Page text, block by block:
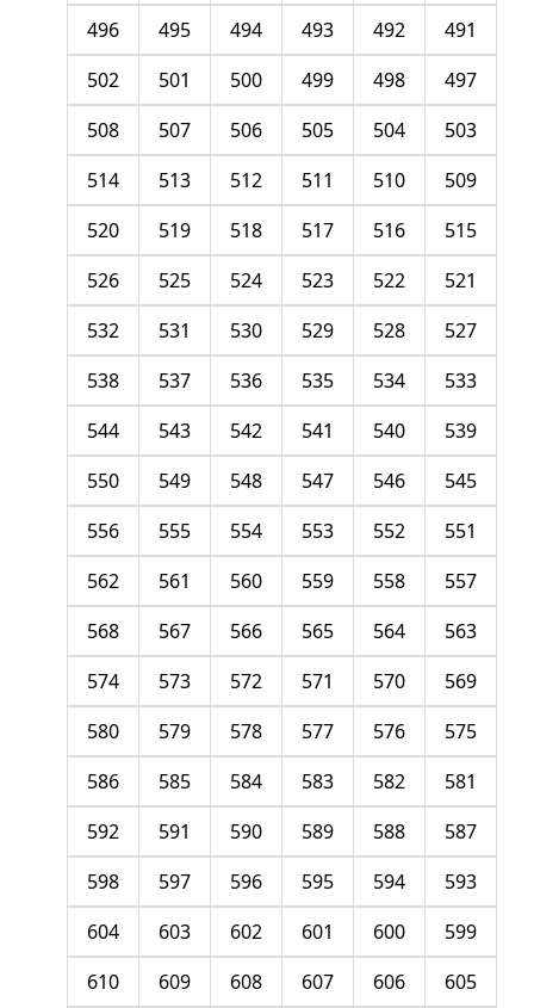
491
492
493
494
495
496
497
498
499
500
501
502
503
504
505
506
507
508
509
510
511
512
513
514
515
516
517
518
519
520
521
522
523
524
525
526
527
528
529
530
531
532
533
534
535
536
537
538
539
540
541
542
543
544
545
546
547
548
549
550
551
552
553
554
555
556
557
558
559
560
561
562
563
564
565
566
567
568
569
570
571
572
573
574
575
576
577
578
579
580
581
582
583
584
585
586
587
588
589
590
591
592
593
594
595
596
597
598
599
600
601
602
603
604
605
606
607
608
609
610